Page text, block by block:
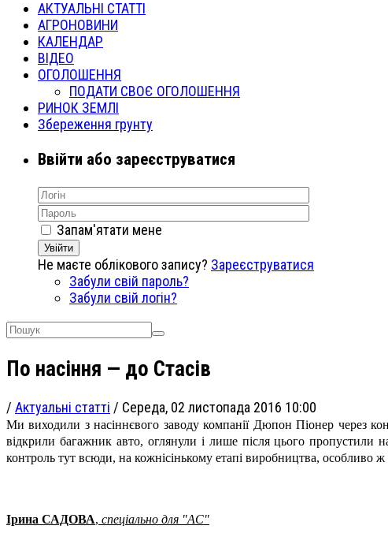
АКТУАЛЬНІ СТАТТІ
АГРОНОВИНИ
КАЛЕНДАР
ВІДЕО
ОГОЛОШЕННЯ
ПОДАТИ СВОЄ ОГОЛОШЕННЯ
РИНОК ЗЕМЛІ
Збереження грунту
Ввійти або зареєструватися
Запам'ятати мене
Увійти
Не маєте облікового запису? Зареєструватися
Забули свій пароль?
Забули свій логін?
По насіння — до Стасів
/ Актуальні статті / Середа, 02 листопада 2016 10:00
Ми виходили з насіннєвого заводу компанії Дюпон Піонер через
відкрили багажник авто, оглянули і лише після цього
контроль тут всюди, на кожнісінькому етапі виробництва, особливо ж
Ірина САДОВА, спеціально для "АС"